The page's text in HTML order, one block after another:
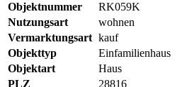
Objektnummer
RK059K
Nutzungsart
wohnen
Vermarktungsart kauf
Objekttyp
Einfamilienhaus
Objektart
Haus
PLZ
28816